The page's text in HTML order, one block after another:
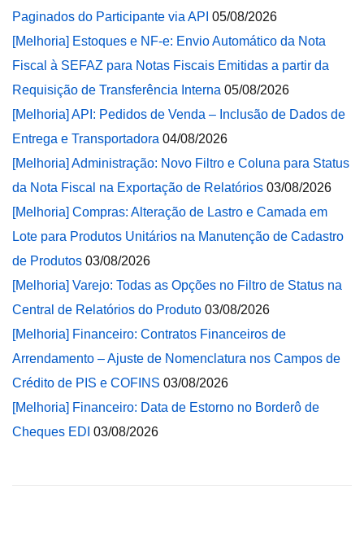
Paginados do Participante via API 05/08/2026
[Melhoria] Estoques e NF-e: Envio Automático da Nota
Fiscal à SEFAZ para Notas Fiscais Emitidas a partir da
Requisição de Transferência Interna 05/08/2026
[Melhoria] API: Pedidos de Venda – Inclusão de Dados de
Entrega e Transportadora 04/08/2026
[Melhoria] Administração: Novo Filtro e Coluna para Status
da Nota Fiscal na Exportação de Relatórios 03/08/2026
[Melhoria] Compras: Alteração de Lastro e Camada em
Lote para Produtos Unitários na Manutenção de Cadastro
de Produtos 03/08/2026
[Melhoria] Varejo: Todas as Opções no Filtro de Status na
Central de Relatórios do Produto 03/08/2026
[Melhoria] Financeiro: Contratos Financeiros de
Arrendamento – Ajuste de Nomenclatura nos Campos de
Crédito de PIS e COFINS 03/08/2026
[Melhoria] Financeiro: Data de Estorno no Borderô de
Cheques EDI 03/08/2026